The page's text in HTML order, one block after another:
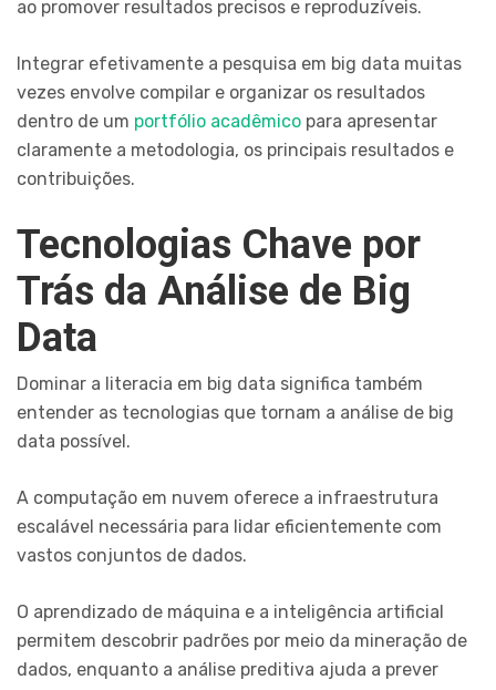
ao promover resultados precisos e reproduzíveis.
Integrar efetivamente a pesquisa em big data muitas
vezes envolve compilar e organizar os resultados
dentro de um portfólio acadêmico para apresentar
claramente a metodologia, os principais resultados e
contribuições.
Tecnologias Chave por
Trás da Análise de Big
Data
Dominar a literacia em big data significa também
entender as tecnologias que tornam a análise de big
data possível.
A computação em nuvem oferece a infraestrutura
escalável necessária para lidar eficientemente com
vastos conjuntos de dados.
O aprendizado de máquina e a inteligência artificial
permitem descobrir padrões por meio da mineração de
dados, enquanto a análise preditiva ajuda a prever